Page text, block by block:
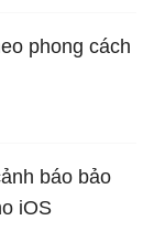
phong cách
báo bảo
iOS